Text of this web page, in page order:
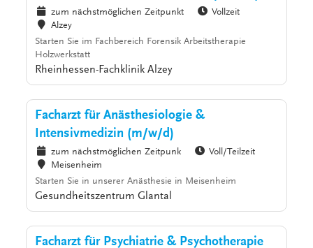
zum nächstmöglichen Zeitpunkt
Vollzeit
Alzey
Starten Sie im Fachbereich Forensik Arbeitstherapie
Holzwerkstatt
Rheinhessen-Fachklinik Alzey
Facharzt für Anästhesiologie &
Intensivmedizin (m/w/d)
zum nächstmöglichen Zeitpunk
Voll/Teilzeit
Meisenheim
Starten Sie in unserer Anästhesie in Meisenheim
Gesundheitszentrum Glantal
Facharzt für Psychiatrie & Psychotherapie